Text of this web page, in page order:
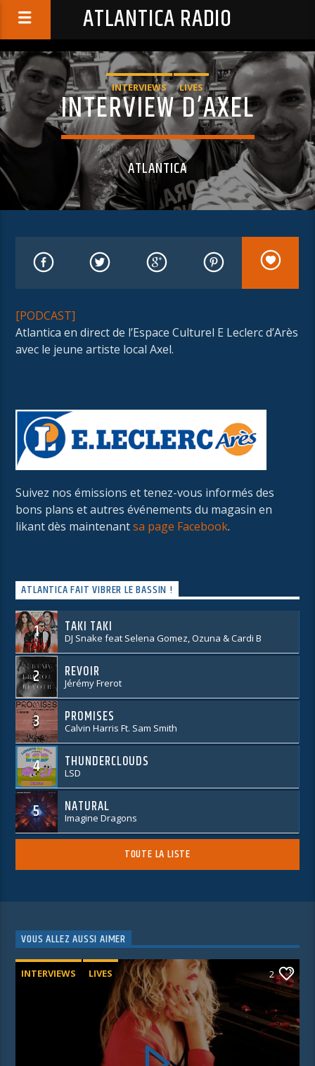
ATLANTICA RADIO
INTERVIEWS LIVES
INTERVIEW D’AXEL
ATLANTICA
[PODCAST]
Atlantica en direct de l’Espace Culturel E Leclerc d’Arès
avec le jeune artiste local Axel.
Suivez nos émissions et tenez-vous informés des
bons plans et autres événements du magasin en
likant dès maintenantsa page Facebook.
ATLANTICA FAIT VIBRER LE BASSIN !
1 TAKI TAKI
DJ Snake feat Selena Gomez, Ozuna & Cardi B
2 REVOIR
Jérémy Frerot
3 PROMISES
Calvin Harris Ft. Sam Smith
4 THUNDERCLOUDS
LSD
5 NATURAL
Imagine Dragons
TOUTE LA LISTE
VOUS ALLEZ AUSSI AIMER
INTERVIEWS LIVES 2